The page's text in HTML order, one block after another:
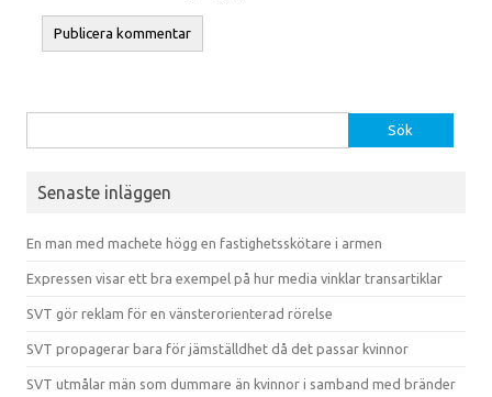
Senaste inläggen
En man med machete högg en fastighetsskötare i armen
Expressen visar ett bra exempel på hur media vinklar transartiklar
SVT gör reklam för en vänsterorienterad rörelse
SVT propagerar bara för jämställdhet då det passar kvinnor
SVT utmålar män som dummare än kvinnor i samband med bränder